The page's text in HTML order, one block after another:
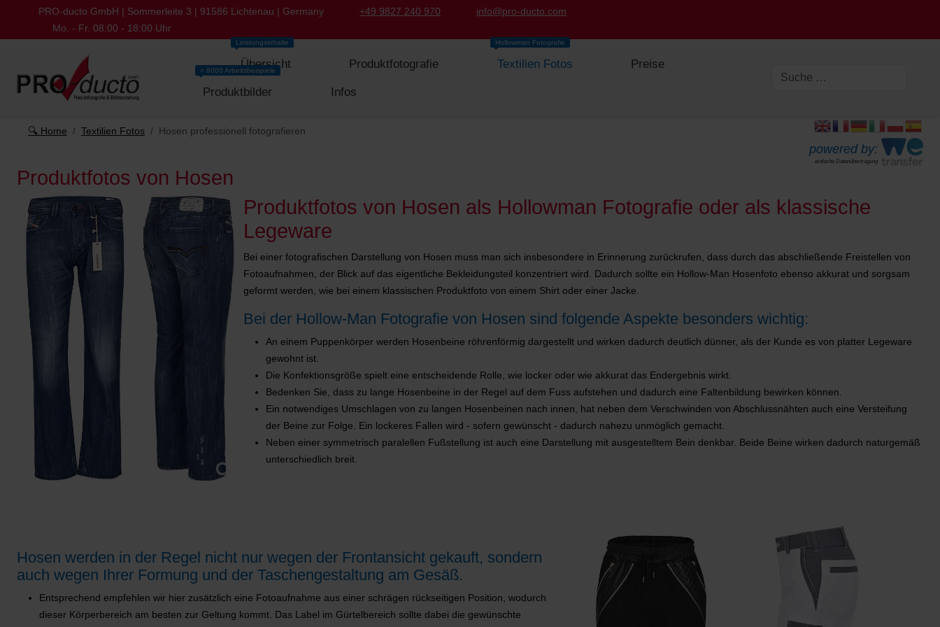
PRO-ducto GmbH | Sommerleite 3 | 91586 Lichtenau | Germany +49 9827 240 970
info@pro-ducto.com
Mo. - Fr. 08:00 - 18:00 Uhr
Übersicht
Leistungsinhalte
Produktfotografie Textilien Fotos
Hollowman Fotografie
Preise
Produktbilder
> 8000 Arbeitsbeispiele
Infos
🔍 Home Textilien Fotos Hosen professionell fotografieren
powered by:
einfache Datenübertragung
Produktfotos von Hosen
Produktfotos von Hosen als Hollowman Fotografie oder als klassische
Legeware
Bei einer fotografischen Darstellung von Hosen muss man sich insbesondere in Erinnerung zurückrufen, dass durch das abschließende Freistellen von
Fotoaufnahmen, der Blick auf das eigentliche Bekleidungsteil konzentriert wird. Dadurch sollte ein Hollow-Man Hosenfoto ebenso akkurat und sorgsam
geformt werden, wie bei einem klassischen Produktfoto von einem Shirt oder einer Jacke.
Bei der Hollow-Man Fotografie von Hosen sind folgende Aspekte besonders wichtig:
An einem Puppenkörper werden Hosenbeine röhrenförmig dargestellt und wirken dadurch deutlich dünner, als der Kunde es von platter Legeware
gewohnt ist.
Die Konfektionsgröße spielt eine entscheidende Rolle, wie locker oder wie akkurat das Endergebnis wirkt.
Bedenken Sie, dass zu lange Hosenbeine in der Regel auf dem Fuss aufstehen und dadurch eine Faltenbildung bewirken können.
Ein notwendiges Umschlagen von zu langen Hosenbeinen nach innen, hat neben dem Verschwinden von Abschlussnähten auch eine Versteifung
der Beine zur Folge. Ein lockeres Fallen wird - sofern gewünscht - dadurch nahezu unmöglich gemacht.
Neben einer symmetrisch paralellen Fußstellung ist auch eine Darstellung mit ausgestelltem Bein denkbar. Beide Beine wirken dadurch naturgemäß
unterschiedlich breit.
Hosen werden in der Regel nicht nur wegen der Frontansicht gekauft, sondern
auch wegen Ihrer Formung und der Taschengestaltung am Gesäß.
Entsprechend empfehlen wir hier zusätzlich eine Fotoaufnahme aus einer schrägen rückseitigen Position, wodurch
dieser Körperbereich am besten zur Geltung kommt. Das Label im Gürtelbereich sollte dabei die gewünschte